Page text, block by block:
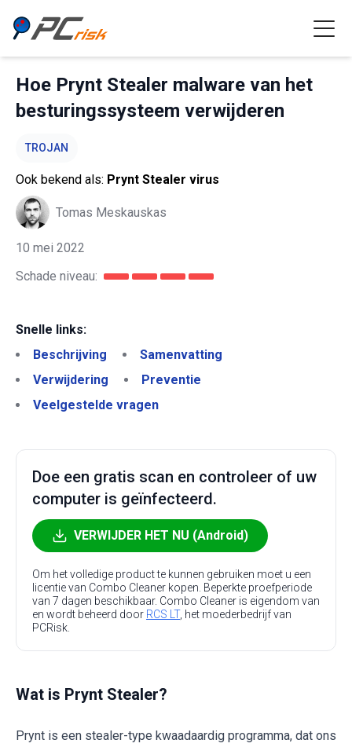
Hoe Prynt Stealer malware van het
besturingssysteem verwijderen
TROJAN
Ook bekend als: Prynt Stealer virus
Tomas Meskauskas
10 mei 2022
Schade niveau:
Snelle links:
Beschrijving
Samenvatting
Verwijdering
Preventie
Veelgestelde vragen
Doe een gratis scan en controleer of uw
computer is geïnfecteerd.
VERWIJDER HET NU (Android)
Om het volledige product te kunnen gebruiken moet u een
licentie van Combo Cleaner kopen. Beperkte proefperiode
van 7 dagen beschikbaar. Combo Cleaner is eigendom van
en wordt beheerd door RCS LT, het moederbedrijf van
PCRisk.
Wat is Prynt Stealer?
Prynt is een stealer-type kwaadaardig programma, dat ons